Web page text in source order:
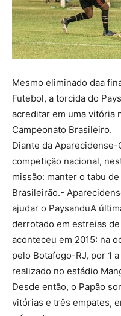
Mesmo eliminado daa
Futebol, a torcida do
acreditar em uma vitória
Campeonato Brasileiro.
Diante da Aparecidense-
competição nacional,
missão: manter o tabu
Brasileirão.-
ajudar o PaysanduA
derrotado em estreias
aconteceu em 2015: na
pelo Botafogo-RJ, por 1
realizado no estádio
Desde então, o Papão
vitórias e três empates,